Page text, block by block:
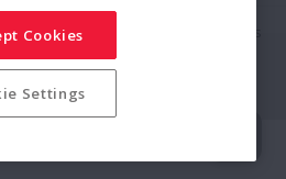
Registradas
Cookies
Settings